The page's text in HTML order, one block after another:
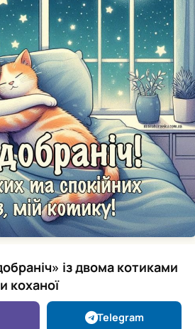
із двома котиками
коханої
Telegram